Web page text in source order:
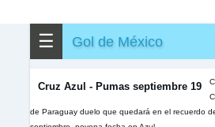
☰ Gol de México
Cruz Azul - Pumas septiembre 19
de Paraguay duelo que quedará en el recuerdo